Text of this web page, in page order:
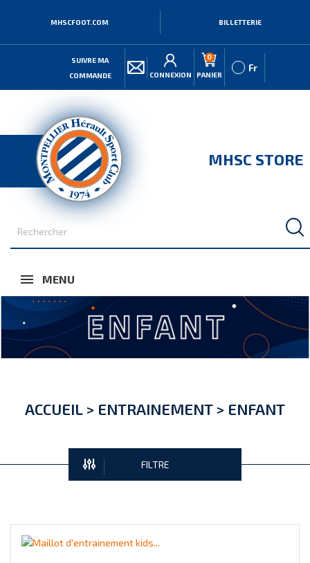
MHSCFOOT.COM BILLETTERIE
SUIVRE MA
COMMANDE
CONNEXION
0
PANIER
Fr
MHSC STORE
MENU
ACCUEIL > ENTRAINEMENT > ENFANT
FILTRE